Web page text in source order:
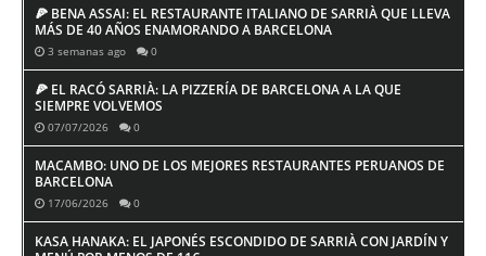
🍕 BENA ASSAI: EL RESTAURANTE ITALIANO DE SARRIÀ QUE LLEVA
MÁS DE 40 AÑOS ENAMORANDO A BARCELONA
3 semanas ago 0
🍕 EL RACÓ SARRIÀ: LA PIZZERÍA DE BARCELONA A LA QUE
SIEMPRE VOLVEMOS
07/07/2026 0
MACAMBO: UNO DE LOS MEJORES RESTAURANTES PERUANOS DE
BARCELONA
17/06/2026 0
KASA HANAKA: EL JAPONÉS ESCONDIDO DE SARRIÀ CON JARDÍN Y